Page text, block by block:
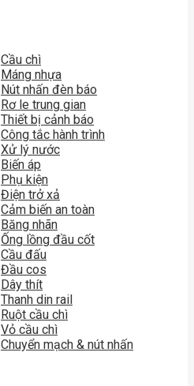
Cầu chì
Máng nhựa
Nút nhấn đèn báo
Rơ le trung gian
Thiết bị cảnh báo
Công tắc hành trình
Xử lý nước
Biến áp
Phụ kiện
Điện trở xả
Cảm biến an toàn
Băng nhãn
Ống lồng đầu cốt
Cầu đấu
Đầu cos
Dây thít
Thanh din rail
Ruột cầu chì
Vỏ cầu chì
Chuyển mạch & nút nhấn